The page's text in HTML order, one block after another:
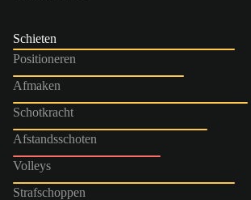
Schieten
Positioneren
Afmaken
Schotkracht
Afstandsschoten
Volleys
Strafschoppen